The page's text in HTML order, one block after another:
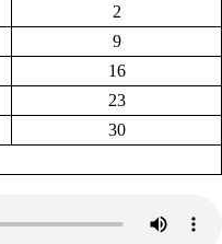
2
9
16
23
30